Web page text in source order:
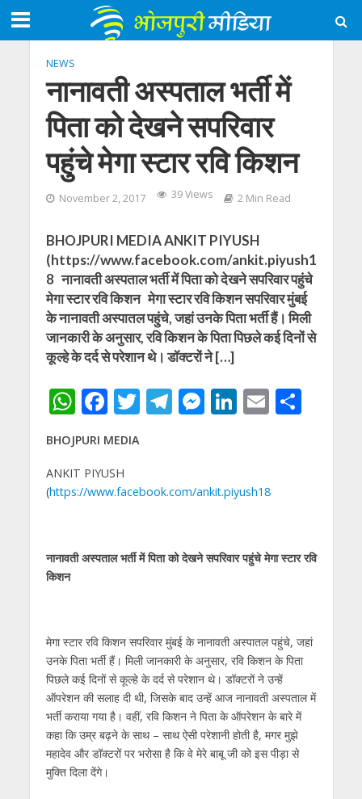
NEWS
नानावती अस्‍पताल भर्ती में
पिता को देखने सपरिवार
पहुंचे मेगा स्‍टार रवि किशन
November 2, 2017 39 Views 2 Min Read
BHOJPURI MEDIA ANKIT PIYUSH
(https://www.facebook.com/ankit.piyush1
8 नानावती अस्‍पताल भर्ती में पिता को देखने सपरिवार पहुंचे
मेगा स्‍टार रवि किशन मेगा स्‍टार रवि किशन सपरिवार मुंबई
के नानावती अस्‍पातल पहुंचे, जहां उनके पिता भर्ती हैं। मिली
जानकारी के अनुसार, रवि किशन के पिता पिछले कई दिनों से
कूल्‍हे के दर्द से परेशान थे। डॉक्‍टरों ने […]
W
h
at
s
A
p
F
ac
e
b
o
k
T
itt
er
T
gr
a
M
e
n
er
Li
dI
E
l
S
BHOJPURI MEDIA
ANKIT PIYUSH
(https://www.facebook.com/ankit.piyush18
नानावती अस्‍पताल भर्ती में पिता को देखने सपरिवार पहुंचे मेगा स्‍टार रवि
किशन
मेगा स्‍टार रवि किशन सपरिवार मुंबई के नानावती अस्‍पातल पहुंचे, जहां
उनके पिता भर्ती हैं। मिली जानकारी के अनुसार, रवि किशन के पिता
पिछले कई दिनों से कूल्‍हे के दर्द से परेशान थे। डॉक्‍टरों ने उन्‍हें
ऑपरेशन की सलाह दी थी, जिसके बाद उन्‍हें आज नानावती अस्‍पताल में
भर्ती कराया गया है। वहीं, रवि किशन ने पिता के ऑपरेशन के बारे में
कहा कि उम्र बढ़ने के साथ – साथ ऐसी परेशानी होती है, मगर मुझे
महादेव और डॉक्‍टरों पर भरोसा है कि वे मेरे बाबू जी को इस पीड़ा से
मुक्ति दिला देंगे।